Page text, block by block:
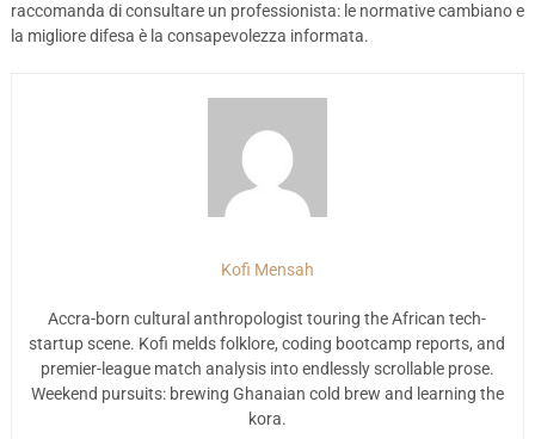
raccomanda di consultare un professionista: le normative cambiano e
la migliore difesa è la consapevolezza informata.
Kofi Mensah
Accra-born cultural anthropologist touring the African tech-
startup scene. Kofi melds folklore, coding bootcamp reports, and
premier-league match analysis into endlessly scrollable prose.
Weekend pursuits: brewing Ghanaian cold brew and learning the
kora.